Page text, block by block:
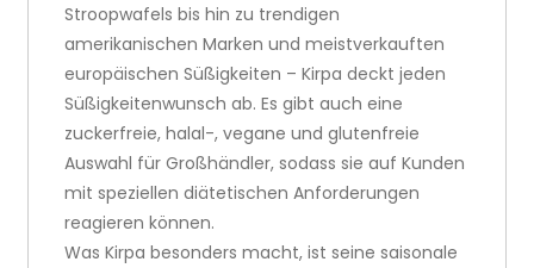
Stroopwafels bis hin zu trendigen
amerikanischen Marken und meistverkauften
europäischen Süßigkeiten – Kirpa deckt jeden
Süßigkeitenwunsch ab. Es gibt auch eine
zuckerfreie, halal-, vegane und glutenfreie
Auswahl für Großhändler, sodass sie auf Kunden
mit speziellen diätetischen Anforderungen
reagieren können.
Was Kirpa besonders macht, ist seine saisonale